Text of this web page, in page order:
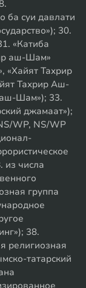
ба суи давлати
30.
«Катиба
аш-Шам»
«Хайят Тахрир
Тахрир Аш-
Шам»); 33.
джамаат»);
WP, NS/WP
из числа
группа
38.
религиозная
татарский